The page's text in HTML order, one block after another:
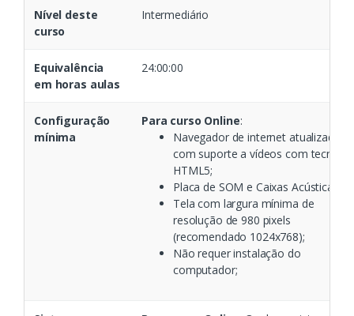
Nível deste
curso
Intermediário
Equivalência
em horas aulas
24:00:00
Configuração
mínima
Para curso Online:
Navegador de internet atualizado
com suporte a vídeos com
HTML5;
Placa de SOM e Caixas Acústicas;
Tela com largura mínima de
resolução de 980 pixels
(recomendado 1024x768);
Não requer instalação do
computador;